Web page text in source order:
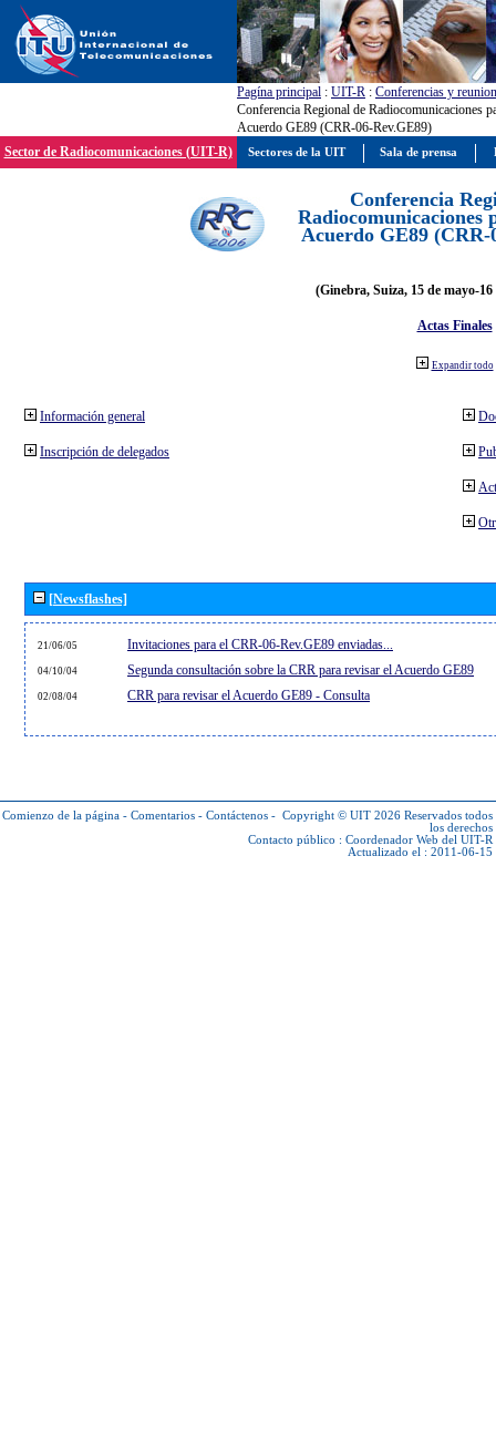
Pagína principal : UIT-R : Conferencias y
Conferencia Regional de Radiocomunicaciones
Acuerdo GE89 (CRR-06-Rev.GE89)
Sector de Radiocomunicaciones (UIT-R)
Conferencia
Radiocomunicaciones
Acuerdo GE89 (CRR-
(Ginebra, Suiza, 15 de mayo-
Actas Finales
Expandir todo
Información general
Inscripción de delegados
[Newsflashes]
21/06/05 Invitaciones para el CRR-06-Rev.GE89 enviadas...
04/10/04 Segunda consultación sobre la CRR para revisar el Acuerdo GE89
02/08/04 CRR para revisar el Acuerdo GE89 - Consulta
Comienzo de la página - Comentarios - Contáctenos - Copyright © UIT 2026 Reservados todos
los derechos
Contacto público : Coordenador Web del UIT-R
Actualizado el : 2011-06-15
Sectores de la UIT Sala de prensa